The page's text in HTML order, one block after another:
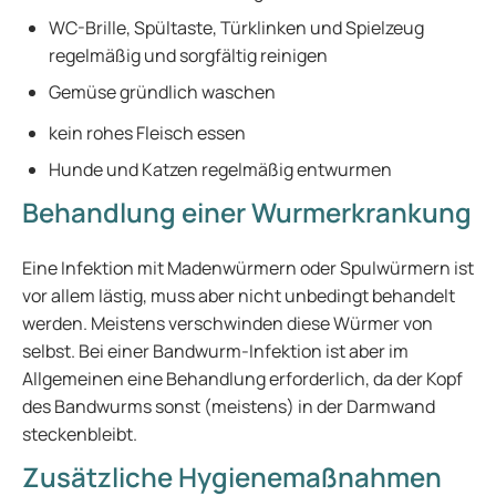
WC-Brille, Spültaste, Türklinken und Spielzeug
regelmäßig und sorgfältig reinigen
Gemüse gründlich waschen
kein rohes Fleisch essen
Hunde und Katzen regelmäßig entwurmen
Behandlung einer Wurmerkrankung
Eine Infektion mit Madenwürmern oder Spulwürmern ist
vor allem lästig, muss aber nicht unbedingt behandelt
werden. Meistens verschwinden diese Würmer von
selbst. Bei einer Bandwurm-Infektion ist aber im
Allgemeinen eine Behandlung erforderlich, da der Kopf
des Bandwurms sonst (meistens) in der Darmwand
steckenbleibt.
Zusätzliche Hygienemaßnahmen